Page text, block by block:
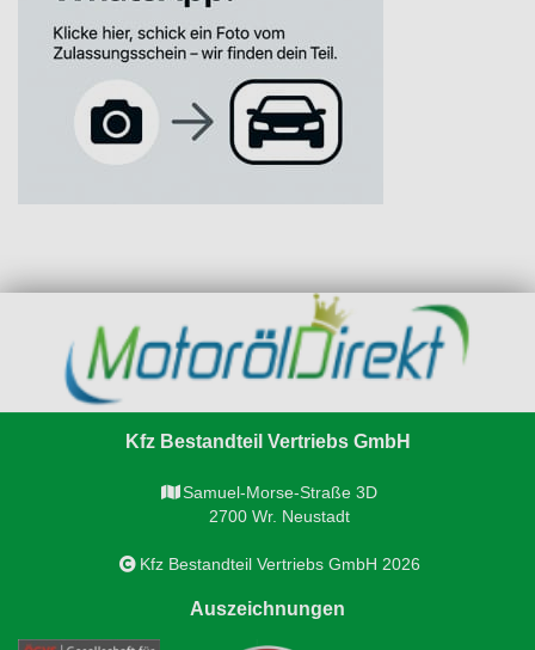
Kfz Bestandteil Vertriebs GmbH
Samuel-Morse-Straße 3D
2700 Wr. Neustadt
Kfz Bestandteil Vertriebs GmbH 2026
Auszeichnungen